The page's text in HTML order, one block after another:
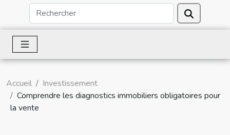
Accueil
Investissement
Comprendre les diagnostics immobiliers obligatoires pour
la vente